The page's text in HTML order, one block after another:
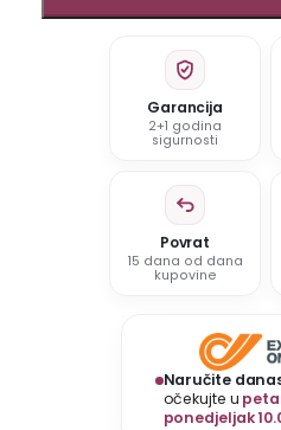
Garancija
2+1 godina
sigurnosti
Povrat
15 dana od dana
kupovine
Naručite
očekujte u
ponedjeljak